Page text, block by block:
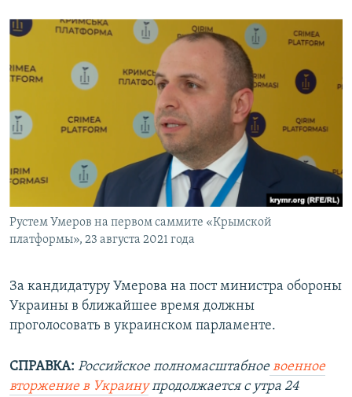
Рустем Умеров на первом саммите «Крымской
платформы», 23 августа 2021 года
За кандидатуру Умерова на пост министра обороны
Украины в ближайшее время должны
проголосовать в украинском парламенте.
СПРАВКА: Российское полномасштабноевоенное
вторжение в Украинупродолжается с утра 24